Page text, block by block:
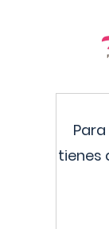
tienes